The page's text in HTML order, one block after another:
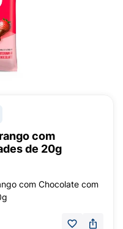
com
de 20g
com Chocolate com